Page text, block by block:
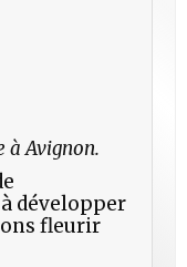
à Avignon.
développer
fleurir